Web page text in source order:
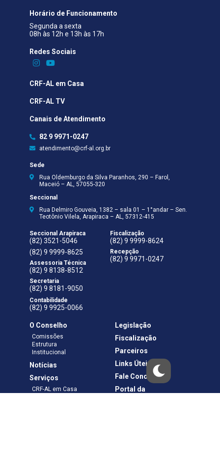
Horário de Funcionamento
Segunda a sexta
08h às 12h e 13h às 17h
Redes Sociais​
CRF-AL em Casa
CRF-AL TV
Canais de Atendimento
82 9 9971-0247
atendimento@crf-al.org.br
Sede
Rua Oldemburgo da Silva Paranhos, 290 – Farol,
Maceió – AL, 57055-320
Seccional
Rua Delmiro Gouveia, 1382 – sala 01 – 1°andar – Sen.
Teotônio Vilela, Arapiraca – AL, 57312-415
Seccional Arapiraca
(82) 3521-5046
(82) 9 9999-8625
Assessoria Técnica
(82) 9 8138-8512
Secretaria
(82) 9 8181-9050
Contabilidade
(82) 9 9925-0066
Fiscalização
(82) 9 9999-8624
Recepção
(82) 9 9971-0247
O Conselho
Comissões
Estrutura
Institucional
Notícias
Serviços
CRF-AL em Casa
Legislação
Fiscalização
Parceiros
Links Úteis
Fale Conosco
Portal da